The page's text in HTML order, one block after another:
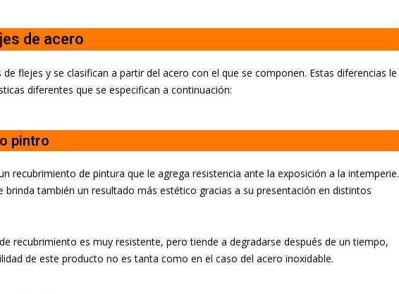
de acero
de flejes y se clasifican a partir del acero con el que se componen. Estas diferencias le
diferentes que se especifican a continuación:
pintro
recubrimiento de pintura que le agrega resistencia ante la exposición a la intemperie.
brinda también un resultado más estético gracias a su presentación en distintos
recubrimiento es muy resistente, pero tiende a degradarse después de un tiempo,
de este producto no es tanta como en el caso del acero inoxidable.